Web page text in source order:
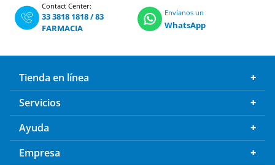
Contact Center:
33 3818 1818/83
FARMACIA
Envíanos un
WhatsApp
Tienda en línea
Servicios
Ayuda
Empresa